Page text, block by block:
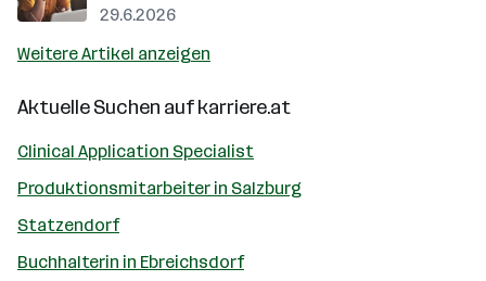
29.6.2026
Weitere Artikel anzeigen
Aktuelle Suchen aufkarriere.at
Clinical Application Specialist
Produktionsmitarbeiter in Salzburg
Statzendorf
Buchhalterin in Ebreichsdorf